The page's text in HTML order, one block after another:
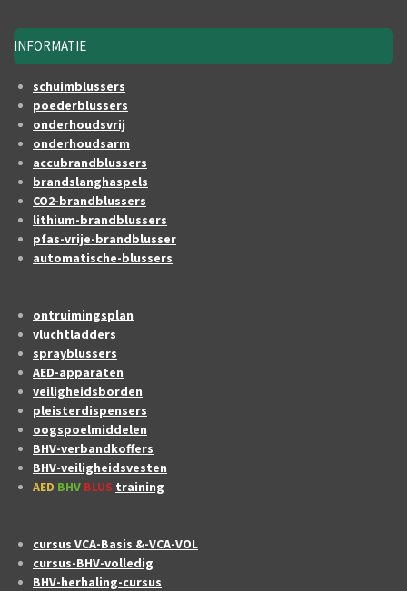
INFORMATIE
schuimblussers
poederblussers
onderhoudsvrij
onderhoudsarm
accubrandblussers
brandslanghaspels
CO2-brandblussers
lithium-brandblussers
pfas-vrije-brandblusser
automatische-blussers
ontruimingsplan
vluchtladders
sprayblussers
AED-apparaten
veiligheidsborden
pleisterdispensers
oogspoelmiddelen
BHV-verbandkoffers
BHV-veiligheidsvesten
AED BHV BLUS training
cursus VCA-Basis &-VCA-VOL
cursus-BHV-volledig
BHV-herhaling-cursus